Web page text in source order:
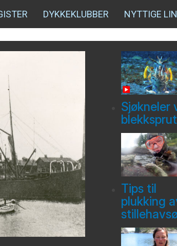
DYKKEKLUBBER NYTTIGE
Sjøkneler
blekksprut
Tips til
plukking